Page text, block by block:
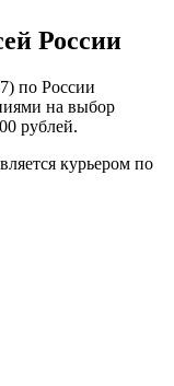
России
по России
на выбор
рублей.
курьером по